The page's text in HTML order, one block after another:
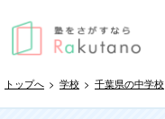
トップへ > 学校 > 千葉県の中学校